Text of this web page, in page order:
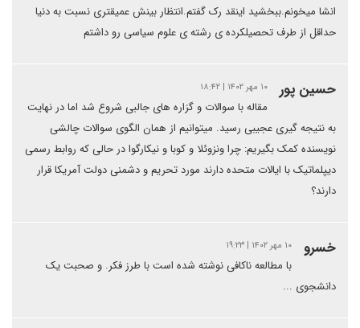
انشا میخونم.ببخشید اینقد رک گفتم.انتظار بینش عمیقتری نسبت به دنیا
حداقل از طرف تحصیلکرده ی رشته ی علوم سیاسی رو داشتم
حسین پور ۱۰ مهر ۱۴۰۲ | ۱۸:۴۲
مقاله با سوالات و گزاره های جالبی شروع شد اما در نهایت
به نتیجه گیری عجیبی رسید. میتوانیم از همان الگوی سوالات چالشی
نویسنده کمک بگیریم: چرا ونزوئلا و کوبا و نیکارگوا در حالی که روابط رسمی
دیپلماتیک با ایالات متحده دارند مورد تحریم و دشمنی دولت آمریکا قرار
دارند؟
خسرو ۱۰ مهر ۱۴۰۲ | ۱۹:۲۳
با مطالعه ناکافی نوشته شده است با طرز فکر. و صحبت یک
دانشجوی ...